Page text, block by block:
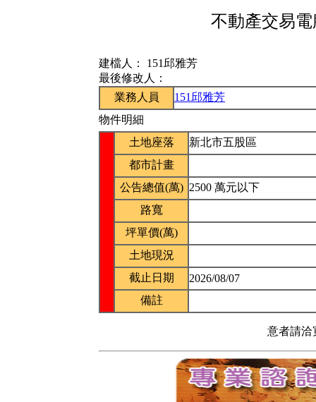
不動產交易
建檔人： 151邱雅芳
最後修改人：
業務人員
151邱雅芳
物件明細
土地座落
新北市五股區
都市計畫
公告總值(萬) 2500 萬元以下
路寬
坪單價(萬)
土地現況
截止日期
2026/08/07
備註
意者請洽